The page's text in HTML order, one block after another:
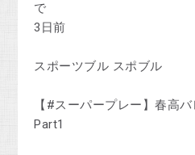
で
3日前
スポーツブル スポブル
【#スーパープレー】春高
Part1